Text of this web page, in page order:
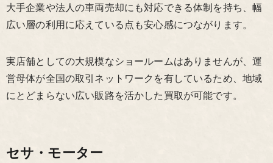
大手企業や法人の車両売却にも対応できる体制を持ち、幅
広い層の利用に応えている点も安心感につながります。
実店舗としての大規模なショールームはありませんが、運
営母体が全国の取引ネットワークを有しているため、地域
にとどまらない広い販路を活かした買取が可能です。
セサ・モーター